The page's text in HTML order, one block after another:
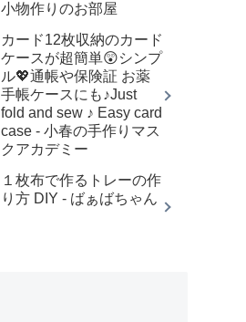
小物作りのお部屋
カード12枚収納のカード
ケースが超簡単😲シンプ
ル💖通帳や保険証 お薬
手帳ケースにも♪Just
fold and sew ♪ Easy card
case - 小春の手作りマス
クアカデミー
１枚布で作るトレーの作
り方 DIY - ばぁばちゃん